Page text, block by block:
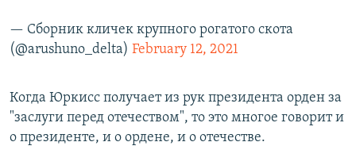
— Сборник кличек крупного рогатого скота
(@arushuno_delta) February 12, 2021
Когда Юркисс получает из рук президента орден за
"заслуги перед отечеством", то это многое говорит и
о президенте, и о ордене, и о отечестве.